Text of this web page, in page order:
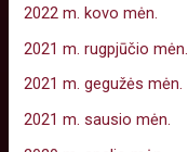
2022 m. kovo mėn.
2021 m. rugpjūčio mėn.
2021 m. gegužės mėn.
2021 m. sausio mėn.